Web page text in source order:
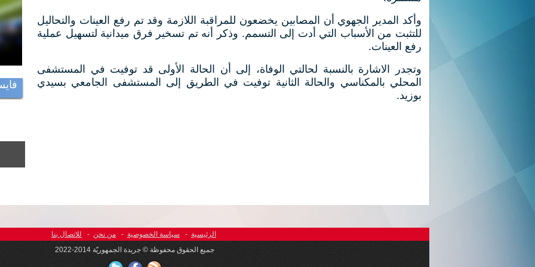
وأكد المدير الجهوي أن المصابين يخضعون للمراقبة اللازمة وقد تم رفع العينات والتحاليل
للتثبت من الأسباب التي أدت إلى التسمم. وذكر أنه تم تسخير فرق ميدانية لتسهيل عملية
رفع العينات.
وتجدر الاشارة بالنسبة لحالتي الوفاة، إلى أن الحالة الأولى قد توفيت في المستشفى
المحلي بالمكناسي والحالة الثانية توفيت في الطريق إلى المستشفى الجامعي بسيدي
بوزيد.
الرئيسية - سياسة الخصوصية - من نحن -
للاتصال بنا
جميع الحقوق محفوظة © جريدة الجمهوريّة 2014-2022